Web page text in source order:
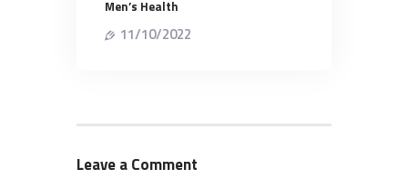
Men’s Health
11/10/2022
Leave a Comment